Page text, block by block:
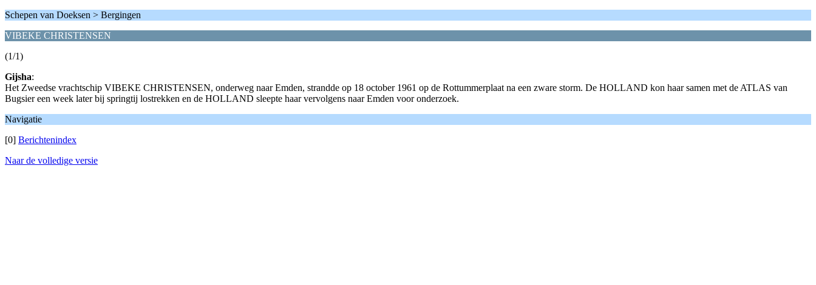
Schepen van Doeksen > Bergingen
VIBEKE CHRISTENSEN
(1/1)
Gijsha:
Het Zweedse vrachtschip VIBEKE CHRISTENSEN, onderweg naar Emden, strandde op 18 october 1961 op de Rottummerplaat na een zware storm. De HOLLAND kon haar samen met de ATLAS van
Bugsier een week later bij springtij lostrekken en de HOLLAND sleepte haar vervolgens naar Emden voor onderzoek.
Navigatie
[0] Berichtenindex
Naar de volledige versie